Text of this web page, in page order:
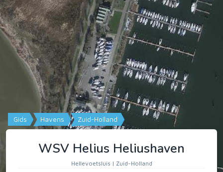
Gids Havens Zuid-Holland
WSV Helius Heliushaven
Hellevoetsluis | Zuid-Holland